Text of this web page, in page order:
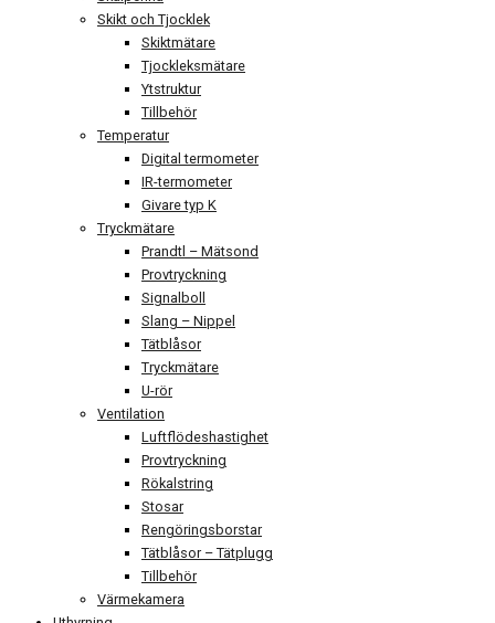
Skikt och Tjocklek
Skiktmätare
Tjockleksmätare
Ytstruktur
Tillbehör
Temperatur
Digital termometer
IR-termometer
Givare typ K
Tryckmätare
Prandtl – Mätsond
Provtryckning
Signalboll
Slang – Nippel
Tätblåsor
Tryckmätare
U-rör
Ventilation
Luftflödeshastighet
Provtryckning
Rökalstring
Stosar
Rengöringsborstar
Tätblåsor – Tätplugg
Tillbehör
Värmekamera